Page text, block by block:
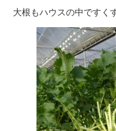
大根もハウスの中ですく